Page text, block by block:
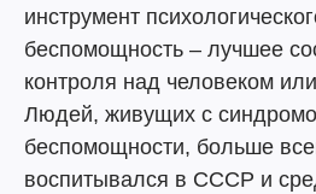
инструмент
беспомощность – лучшее
контроля над человеком
Людей, живущих с
беспомощности, больше
воспитывался в СССР и